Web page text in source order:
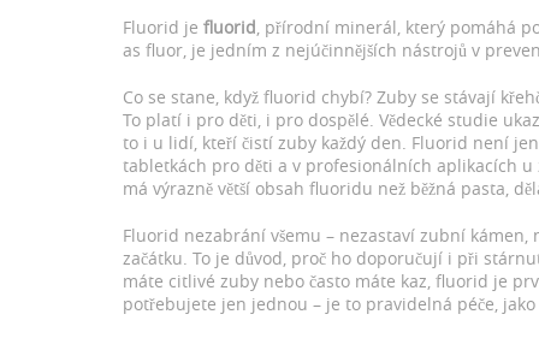
Fluorid je fluorid, přírodní minerál, který pomáhá
as fluor, je jedním z nejúčinnějších nástrojů v
Co se stane, když fluorid chybí? Zuby se stávají
To platí i pro děti, i pro dospělé. Vědecké studie
to i u lidí, kteří čistí zuby každý den. Fluorid není
tabletkách pro děti a v profesionálních aplikacích
má výrazně větší obsah fluoridu než běžná pasta,
Fluorid nezabrání všemu – nezastaví zubní
začátku. To je důvod, proč ho doporučují i při
máte citlivé zuby nebo často máte kaz, fluorid je
potřebujete jen jednou – je to pravidelná péče, jako